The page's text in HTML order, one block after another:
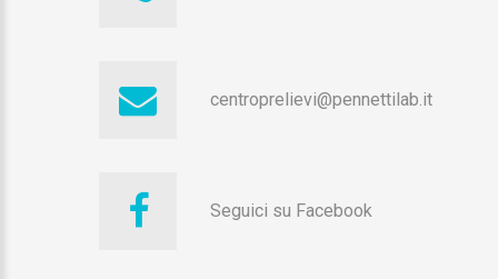
centroprelievi@pennettilab.it
Seguici su Facebook